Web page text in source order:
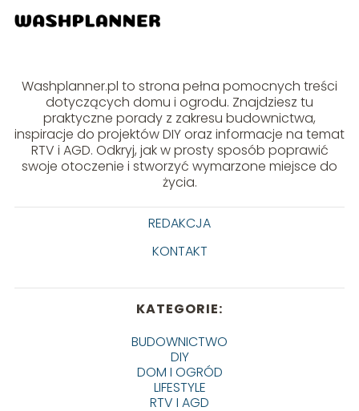
Washplanner.pl to strona pełna pomocnych treści
dotyczących domu i ogrodu. Znajdziesz tu
praktyczne porady z zakresu budownictwa,
inspiracje do projektów DIY oraz informacje na temat
RTV i AGD. Odkryj, jak w prosty sposób poprawić
swoje otoczenie i stworzyć wymarzone miejsce do
życia.
REDAKCJA
KONTAKT
KATEGORIE:
BUDOWNICTWO
DIY
DOM I OGRÓD
LIFESTYLE
RTV I AGD